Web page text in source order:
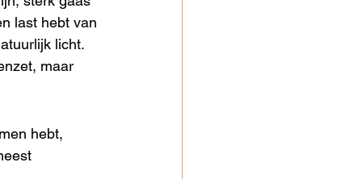
last hebt van
licht.
maar
hebt,